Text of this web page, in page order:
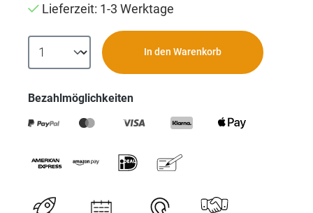
Lieferzeit: 1-3 Werktage
In den Warenkorb
Bezahlmöglichkeiten